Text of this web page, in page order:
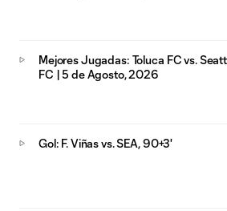
Mejores Jugadas: Toluca FC vs.
FC | 5 de Agosto, 2026
Gol: F. Viñas vs. SEA, 90+3'